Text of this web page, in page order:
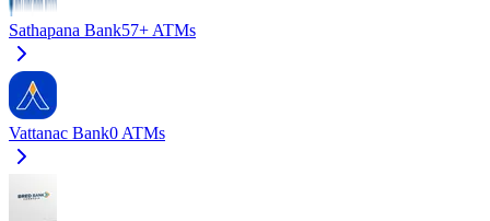
Sathapana Bank57+ ATMs
Vattanac Bank0 ATMs